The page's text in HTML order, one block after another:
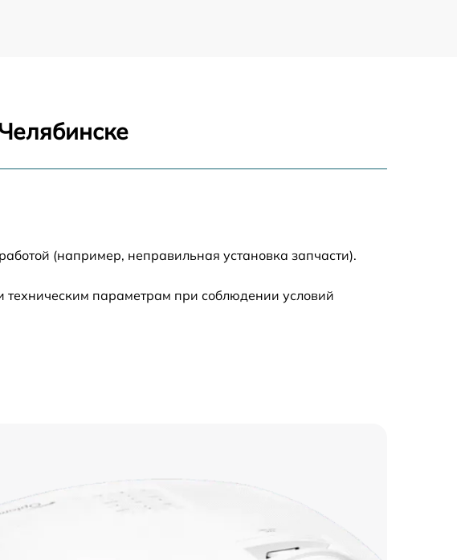
(например, неправильная установка запчасти).
параметрам при соблюдении условий